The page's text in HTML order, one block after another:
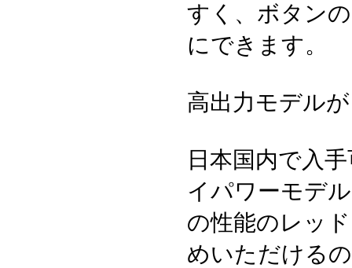
すく、ボタン
にできます。
高出力モデル
日本国内で入
イパワーモデ
の性能のレッ
めいただける